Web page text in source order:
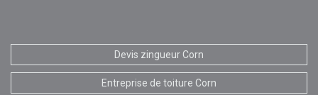
Devis zingueur Corn
Entreprise de toiture Corn